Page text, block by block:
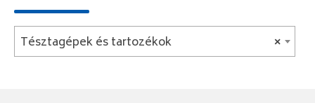
×
Tésztagépek és tartozékok